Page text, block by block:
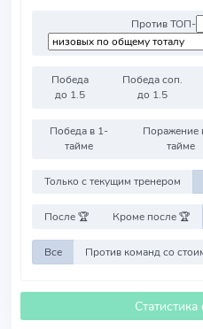
Против ТОП-
Победа
до 1.5
Победа соп.
до 1.5
Победа в 1-
тайме
Поражение
тайме
Только с текущим тренером
После 🏆 Кроме после 🏆
Все